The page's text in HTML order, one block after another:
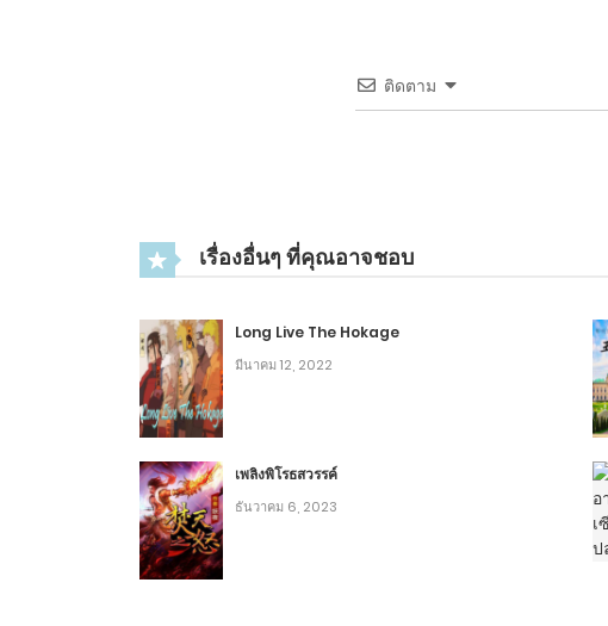
2 บทที่ 356 – เทเลพอร์ตหลายครั้ง
2 บทที่ 355 - สัตว์ประหลาด และ การดูดซับ
2 บทที่ 354 – ชิ้นส่วนเร้นลับ และ เสียงคำรามต่ำ
2 บทที่ 353 – หอคอยนักเวทลี้ลับ
2 บทที่ 352 – เมืองแห่งนักเวทลี้ลับ
ติดตาม
เรื่องอื่นๆ ที่คุณอาจชอบ
Long Live The Hokage
มีนาคม 12, 2022
เพลิงพิโรธสวรรค์
ธันวาคม 6, 2023